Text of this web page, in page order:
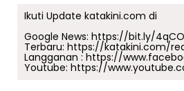
Ikuti Update katakini.com di
Google News: https://bit.ly/
Terbaru: https://katakini.com/
Langganan : https://
Youtube: https://